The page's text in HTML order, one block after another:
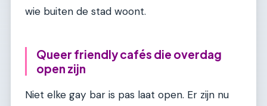
wie buiten de stad woont.
Queer friendly cafés die overdag
open zijn
Niet elke gay bar is pas laat open. Er zijn nu